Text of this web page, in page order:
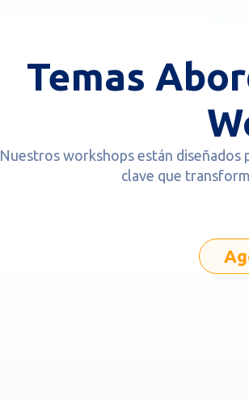
Temas
Nuestros workshops están diseñados
clave que